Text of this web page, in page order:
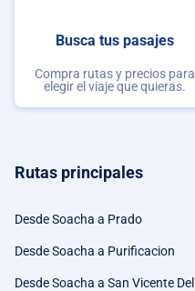
Busca tus pasajes
Compra rutas y precios para
elegir el viaje que quieras.
Rutas principales
Desde Soacha a Prado
Desde Soacha a Purificacion
Desde Soacha a San Vicente Del